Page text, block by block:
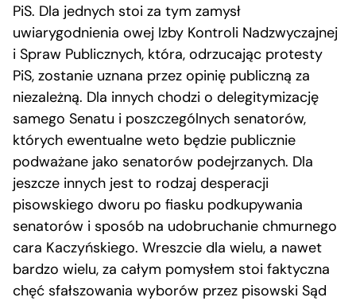
PiS. Dla jednych stoi za tym zamysł
uwiarygodnienia owej Izby Kontroli Nadzwyczajnej
i Spraw Publicznych, która, odrzucając protesty
PiS, zostanie uznana przez opinię publiczną za
niezależną. Dla innych chodzi o delegitymizację
samego Senatu i poszczególnych senatorów,
których ewentualne weto będzie publicznie
podważane jako senatorów podejrzanych. Dla
jeszcze innych jest to rodzaj desperacji
pisowskiego dworu po fiasku podkupywania
senatorów i sposób na udobruchanie chmurnego
cara Kaczyńskiego. Wreszcie dla wielu, a nawet
bardzo wielu, za całym pomysłem stoi faktyczna
chęć sfałszowania wyborów przez pisowski Sąd